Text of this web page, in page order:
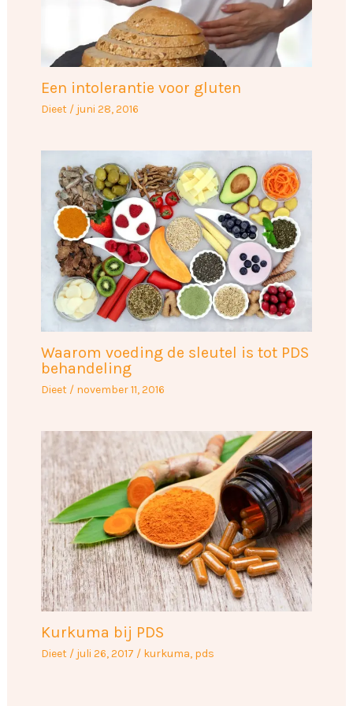
Een intolerantie voor gluten
Dieet/ juni 28, 2016
Waarom voeding de sleutel is tot PDS
behandeling
Dieet/ november 11, 2016
Kurkuma bij PDS
Dieet/ juli 26, 2017 / kurkuma, pds